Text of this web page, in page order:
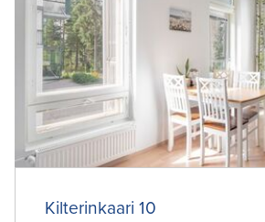
Kilterinkaari 10